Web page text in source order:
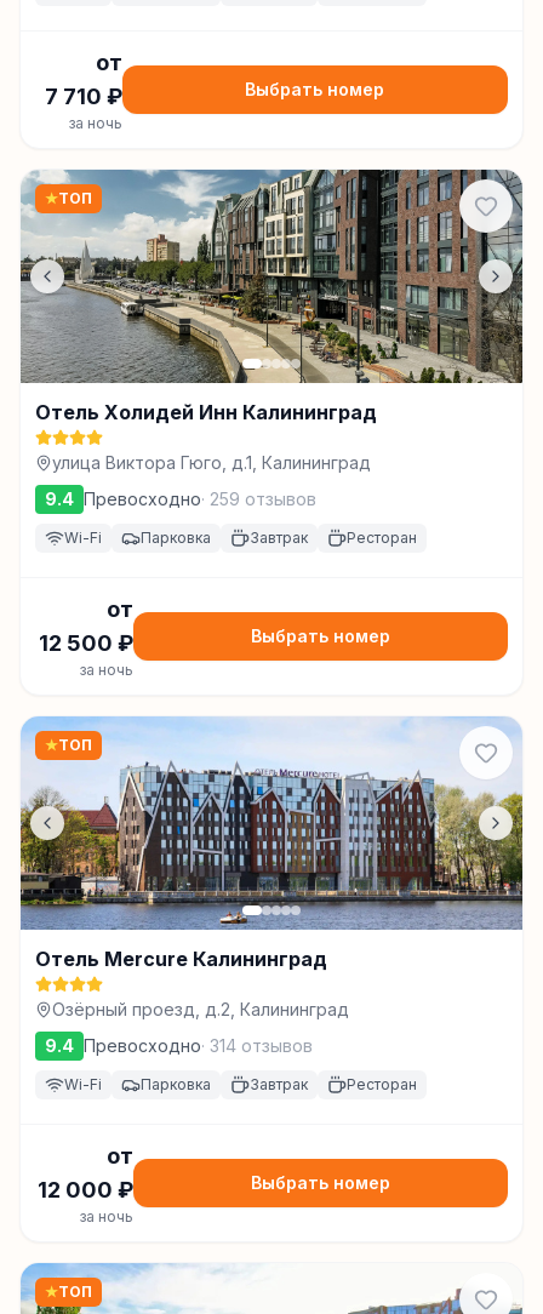
от
7 710 ₽
за ночь
Выбрать номер
★ТОП
Отель Холидей Инн Калининград
улица Виктора Гюго, д.1, Калининград
9.4 Превосходно· 259 отзывов
Wi-Fi Парковка Завтрак Ресторан
от
12 500 ₽
за ночь
Выбрать номер
★ТОП
Отель Mercure Калининград
Озёрный проезд, д.2, Калининград
9.4 Превосходно· 314 отзывов
Wi-Fi Парковка Завтрак Ресторан
от
12 000 ₽
за ночь
Выбрать номер
★ТОП